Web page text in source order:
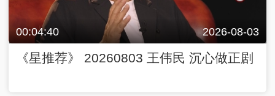
00:04:40 2026-08-03
《星推荐》 20260803 王伟民 沉心做正剧